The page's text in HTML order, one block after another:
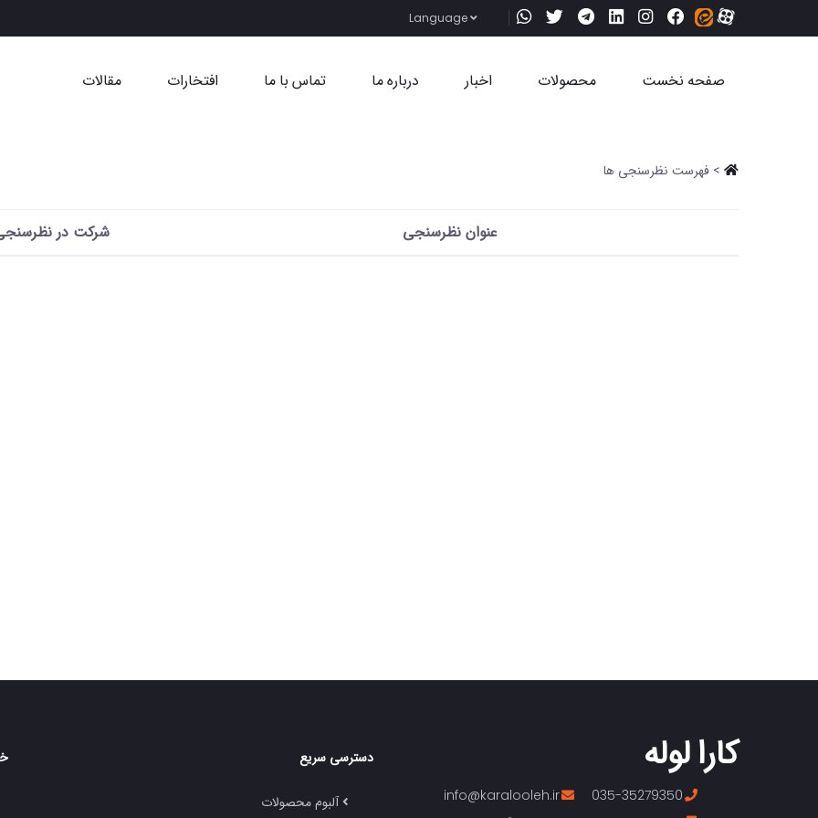
صفحه نخست محصولات اخبار درباره ما تماس با ما افتخارات مقالات
> فهرست نظرسنجی ها
عنوان نظرسنجی شرکت در
کارا لوله
035-35279350
info@karalooleh.ir
دسترسی سریع
آلبوم محصولات